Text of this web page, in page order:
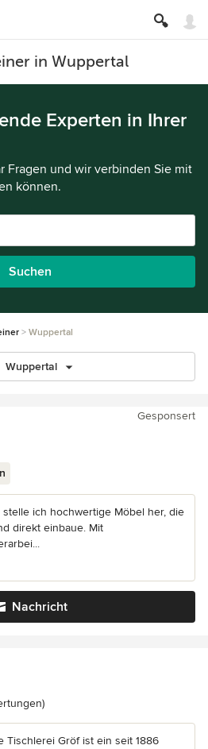
in Wuppertal
Experten in Ihrer
Fragen und wir verbinden Sie mit
können.
Suchen
Wuppertal
Wuppertal
Gesponsert
ich hochwertige Möbel her, die
direkt einbaue. Mit
Nachricht
4.9 von 5 Sternen
Tischlerei Gröf ist ein seit 1886